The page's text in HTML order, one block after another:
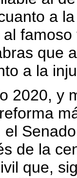
a
que
a la
2020, y
de la
que,